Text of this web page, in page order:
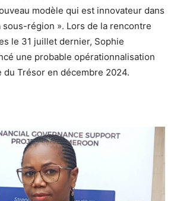
modèle qui est innovateur dans
sous-région ». Lors de la rencontre
le 31 juillet dernier, Sophie
une probable opérationnalisation
du Trésor en décembre 2024.